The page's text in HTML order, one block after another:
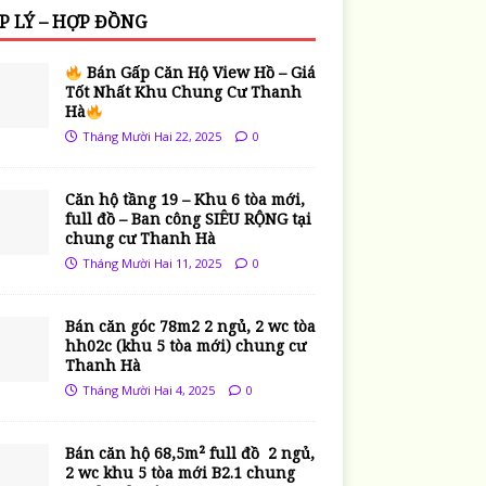
LÝ – HỢP ĐỒNG
Bán Gấp Căn Hộ View Hồ – Giá
Tốt Nhất Khu Chung Cư Thanh
Hà
Tháng Mười Hai 22, 2025 0
Căn hộ tầng 19 – Khu 6 tòa mới,
full đồ – Ban công SIÊU RỘNG tại
chung cư Thanh Hà
Tháng Mười Hai 11, 2025 0
Bán căn góc 78m2 2 ngủ, 2 wc tòa
hh02c (khu 5 tòa mới) chung cư
Thanh Hà
Tháng Mười Hai 4, 2025 0
Bán căn hộ 68,5m² full đồ 2 ngủ,
2 wc khu 5 tòa mới B2.1 chung